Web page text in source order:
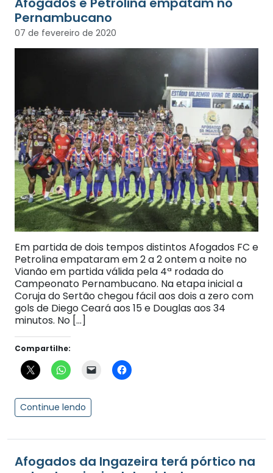
Pernambucano
07 de fevereiro de 2020
Em partida de dois tempos distintos Afogados FC e
Petrolina empataram em 2 a 2 ontem a noite no
Vianão em partida válida pela 4ª rodada do
Campeonato Pernambucano. Na etapa inicial a
Coruja do Sertão chegou fácil aos dois a zero com
gols de Diego Ceará aos 15 e Douglas aos 34
minutos. No […]
Compartilhe:
Continue lendo
Afogados da Ingazeira terá pórtico na